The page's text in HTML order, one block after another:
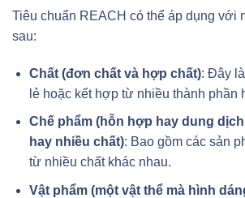
Tiêu chuẩn REACH có thể áp dụng với
sau:
Chất (đơn chất và hợp chất): Đây
lẻ hoặc kết hợp từ nhiều thành phần
Chế phẩm (hỗn hợp hay dung
hay nhiều chất): Bao gồm các sản
từ nhiều chất khác nhau.
Vật phẩm (một vật thể mà hình